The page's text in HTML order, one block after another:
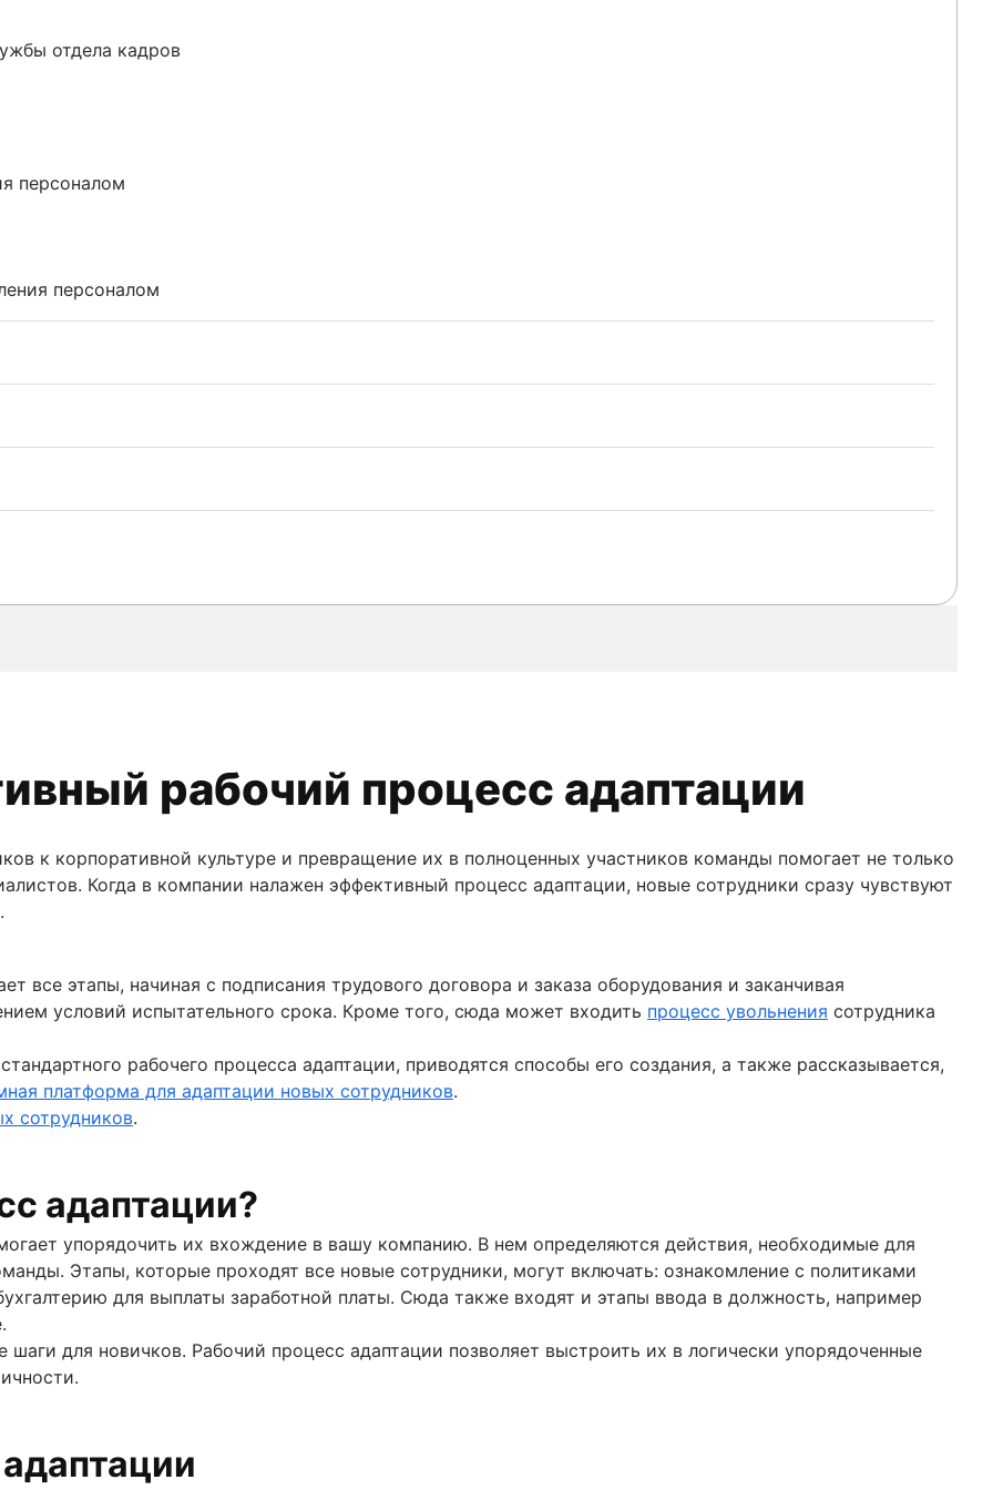
г.)
отдела кадров
персоналом
персоналом
и ITSM
ПО
ИТ-специалистов
работы ИТ
персоналом
новых сотрудников
отдела кадров
рабочий процесс адаптации
к корпоративной культуре и превращение их в полноценных участников команды помогает не только
Когда в компании налажен эффективный процесс адаптации, новые сотрудники сразу чувствуют
все этапы, начиная с подписания трудового договора и заказа оборудования и заканчивая
условий испытательного срока. Кроме того, сюда может входить процесс увольнения сотрудника
рабочего процесса адаптации, приводятся способы его создания, а также рассказывается,
платформа для адаптации новых сотрудников.
сотрудников.
адаптации?
упорядочить их вхождение в вашу компанию. В нем определяются действия, необходимые для
Этапы, которые проходят все новые сотрудники, могут включать: ознакомление с политиками
для выплаты заработной платы. Сюда также входят и этапы ввода в должность, например
для новичков. Рабочий процесс адаптации позволяет выстроить их в логически упорядоченные